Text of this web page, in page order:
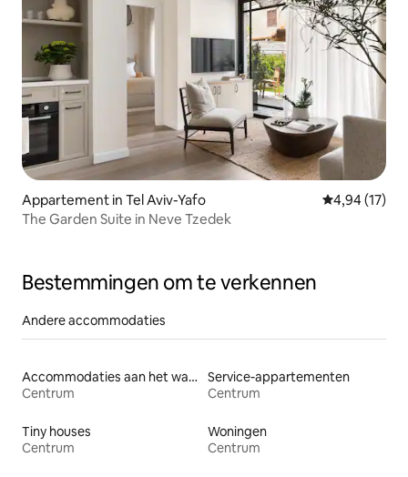
Appartement in Tel Aviv-Yafo Gemiddelde
4,94 (17)
The Garden Suite in Neve Tzedek
Bestemmingen om te verkennen
Andere accommodaties
Accommodaties aan het water
Centrum
Service-appartementen
Centrum
Tiny houses
Centrum
Woningen
Centrum